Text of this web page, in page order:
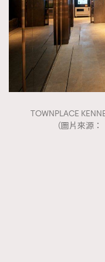
TOWNPLACE
（圖片來源